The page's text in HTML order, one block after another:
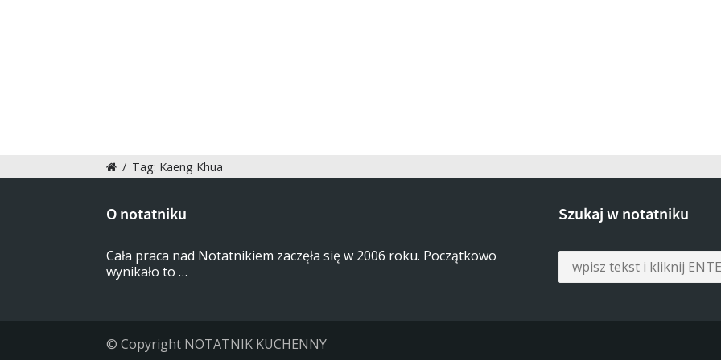
/ Tag: Kaeng Khua
O notatniku
Cała praca nad Notatnikiem zaczęła się w 2006 roku. Początkowo
wynikało to …
Szukaj w notatniku
© Copyright NOTATNIK KUCHENNY